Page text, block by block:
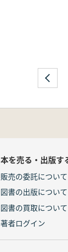
本を売る・出版す
販売の委託について
図書の出版について
図書の買取について
著者ログイン